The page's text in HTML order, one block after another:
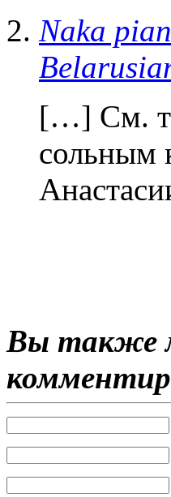
Naka
[…] См.
сольным
Вы также